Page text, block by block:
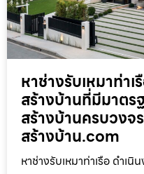
หาช่างรับเหมาท่าเ
สร้างบ้านที่มีมาตร
สร้างบ้านครบวงจ
สร้างบ้าน.com
หาช่างรับเหมาท่าเรือ ดำเนิ